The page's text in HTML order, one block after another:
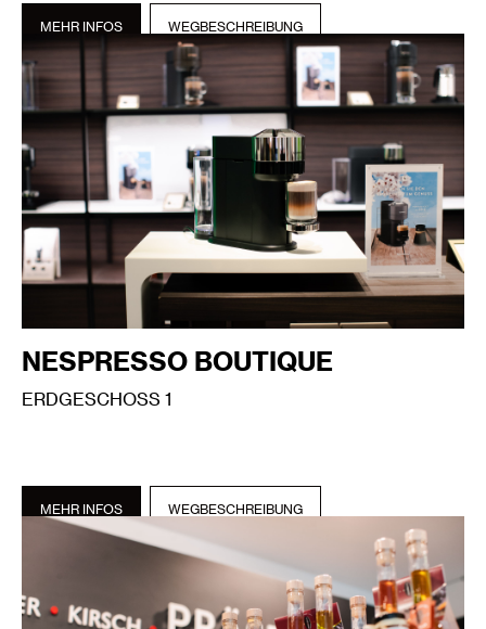
MEHR INFOS WEGBESCHREIBUNG
NESPRESSO BOUTIQUE
ERDGESCHOSS 1
MEHR INFOS WEGBESCHREIBUNG